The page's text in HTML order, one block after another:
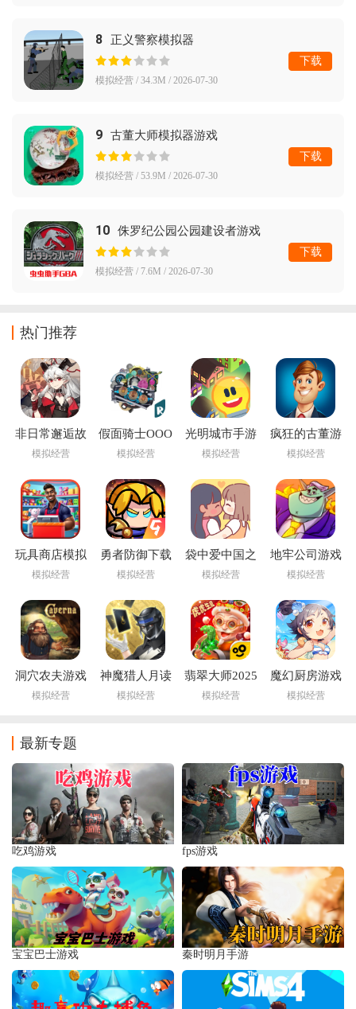
8 正义警察模拟器
模拟经营 / 34.3M / 2026-07-30
下载
9 古董大师模拟器游戏
模拟经营 / 53.9M / 2026-07-30
下载
10 侏罗纪公园公园建设者游戏
模拟经营 / 7.6M / 2026-07-30
下载
热门推荐
非日常邂逅故
事官方版
模拟经营
假面骑士OOO
模拟器豪华版
模拟经营
光明城市手游
下载
模拟经营
疯狂的古董游
戏
模拟经营
玩具商店模拟
器7723
模拟经营
勇者防御下载
安装
模拟经营
袋中爱中国之
家游戏下载
装器)
模拟经营
地牢公司游戏
下载(Dungeon
模拟经营
洞穴农夫游戏
模拟经营
神魔猎人月读
最新版下载(神
模拟经营
翡翠大师2025
最新版本下载
模拟经营
魔幻厨房游戏
模拟经营
最新专题
吃鸡游戏 fps游戏
宝宝巴士游戏 秦时明月手游